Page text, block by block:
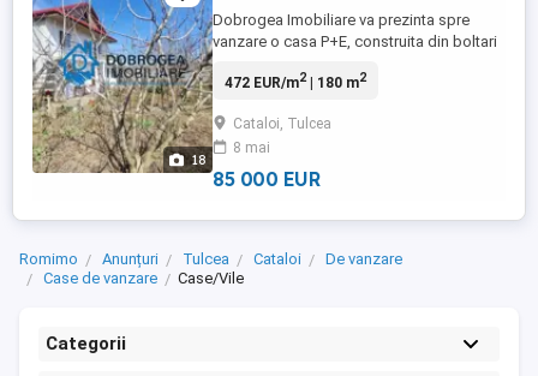
18
Dobrogea Imobiliare va prezinta spre
vanzare o casa P+E, construita din boltari
un teren de 2000 mp Parter: living, 2
dormitoare , baie, hol. Gradinita flori,pomi
fructiferi ,anexe si loc de garaj Incalzirea
se ...
472 EUR/m2| 180 m2
Cataloi, Tulcea
8 mai
85 000 EUR
Romimo Anunțuri Tulcea Cataloi
De vanzare
Case de vanzare
Case/Vile
Categorii